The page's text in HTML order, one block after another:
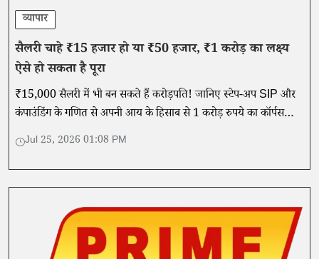
व्यापार
सैलरी चाहे ₹15 हजार हो या ₹50 हजार, ₹1 करोड़ का लक्ष्य
ऐसे हो सकता है पूरा
₹15,000 सैलरी में भी बन सकते हैं करोड़पति! जानिए स्टेप-अप SIP और
कंपाउंडिंग के गणित से अपनी आय के हिसाब से 1 करोड़ रुपये का कॉर्पस
बनाने की आसान और व्यावहारिक रणनीति।
Jul 25, 2026 01:08 PM